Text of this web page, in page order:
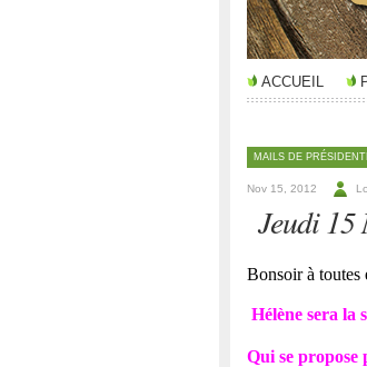
ACCUEIL
MAILS DE
Nov 15, 2012
Jeudi 15
Bonsoir à toutes
Hélène sera la
Qui se propose